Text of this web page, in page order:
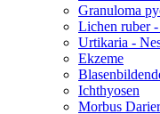
Granuloma
Lichen ruber
Urtikaria -
Ekzeme
Ichthyosen
Morbus Darier